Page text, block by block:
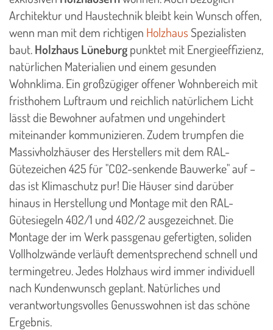
Architektur und Haustechnik bleibt kein Wunsch offen,
wenn man mit dem richtigen Holzhaus Spezialisten
baut.Holzhaus Lüneburgpunktet mit Energieeffizienz,
natürlichen Materialien und einem gesunden
Wohnklima. Ein großzügiger offener Wohnbereich mit
fristhohem Luftraum und reichlich natürlichem Licht
lässt die Bewohner aufatmen und ungehindert
miteinander kommunizieren. Zudem trumpfen die
Massivholzhäuser des Herstellers mit dem RAL-
Gütezeichen 425 für "C02-senkende Bauwerke" auf –
das ist Klimaschutz pur! Die Häuser sind darüber
hinaus in Herstellung und Montage mit den RAL-
Gütesiegeln 402/1 und 402/2 ausgezeichnet. Die
Montage der im Werk passgenau gefertigten, soliden
Vollholzwände verläuft dementsprechend schnell und
termingetreu. Jedes Holzhaus wird immer individuell
nach Kundenwunsch geplant. Natürliches und
verantwortungsvolles Genusswohnen ist das schöne
Ergebnis.